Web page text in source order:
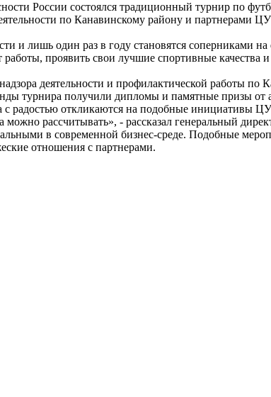
России состоялся традиционный турнир по
по Канавинскому району и партнерами
и лишь один раз в году становятся соперниками
проявить свои лучшие спортивные качества
деятельности и профилактической работы по
турнира получили дипломы и памятные призы
радостью откликаются на подобные инициативы
рассчитывать», - рассказал генеральный
в современной бизнес-среде. Подобные
отношения с партнерами.